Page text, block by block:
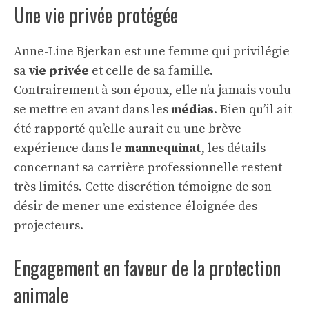
Une vie privée protégée
Anne-Line Bjerkan est une femme qui privilégie
savie privée et celle de sa famille.
Contrairement à son époux, elle n’a jamais voulu
se mettre en avant dans lesmédias. Bien qu’il ait
été rapporté qu’elle aurait eu une brève
expérience dans le mannequinat, les détails
concernant sa carrière professionnelle restent
très limités. Cette discrétion témoigne de son
désir de mener une existence éloignée des
projecteurs.
Engagement en faveur de la protection
animale